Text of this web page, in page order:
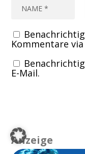
Kommentare via
E-Mail.
Anzeige